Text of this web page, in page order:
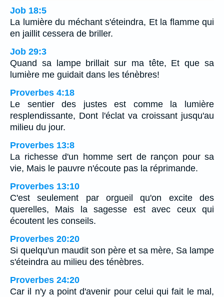
Job 18:5
La lumière du méchant s'éteindra, Et la flamme qui
en jaillit cessera de briller.
Job 29:3
Quand sa lampe brillait sur ma tête, Et que sa
lumière me guidait dans les ténèbres!
Proverbes 4:18
Le sentier des justes est comme la lumière
resplendissante, Dont l'éclat va croissant jusqu'au
milieu du jour.
Proverbes 13:8
La richesse d'un homme sert de rançon pour sa
vie, Mais le pauvre n'écoute pas la réprimande.
Proverbes 13:10
C'est seulement par orgueil qu'on excite des
querelles, Mais la sagesse est avec ceux qui
écoutent les conseils.
Proverbes 20:20
Si quelqu'un maudit son père et sa mère, Sa lampe
s'éteindra au milieu des ténèbres.
Proverbes 24:20
Car il n'y a point d'avenir pour celui qui fait le mal,